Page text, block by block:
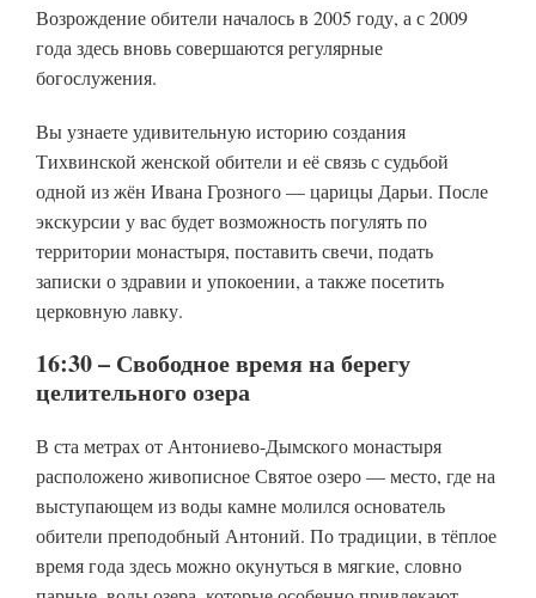
Возрождение обители началось в 2005 году, а с 2009
года здесь вновь совершаются регулярные
богослужения.
Вы узнаете удивительную историю создания
Тихвинской женской обители и её связь с судьбой
одной из жён Ивана Грозного — царицы Дарьи. После
экскурсии у вас будет возможность погулять по
территории монастыря, поставить свечи, подать
записки о здравии и упокоении, а также посетить
церковную лавку.
16:30 – Свободное время на берегу
целительного озера
В ста метрах от Антониево-Дымского монастыря
расположено живописное Святое озеро — место, где на
выступающем из воды камне молился основатель
обители преподобный Антоний. По традиции, в тёплое
время года здесь можно окунуться в мягкие, словно